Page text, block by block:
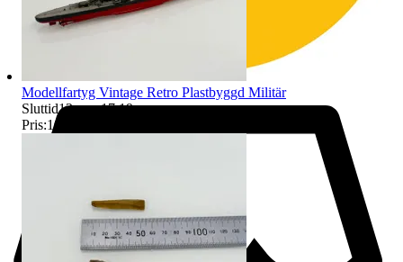
Modellfartyg Vintage Retro Plastbyggd Militär
Sluttid13 aug 17:19.
Pris:100 kr